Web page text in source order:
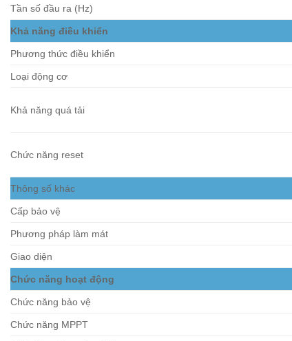
Tần số đầu ra (Hz)
Khả năng điều khiển
Phương thức điều khiển
Loại động cơ
Khả năng quá tải
Chức năng reset
Thông số khác
Cấp bảo vệ
Phương pháp làm mát
Giao diện
Chức năng hoạt động
Chức năng bảo vệ
Chức năng MPPT